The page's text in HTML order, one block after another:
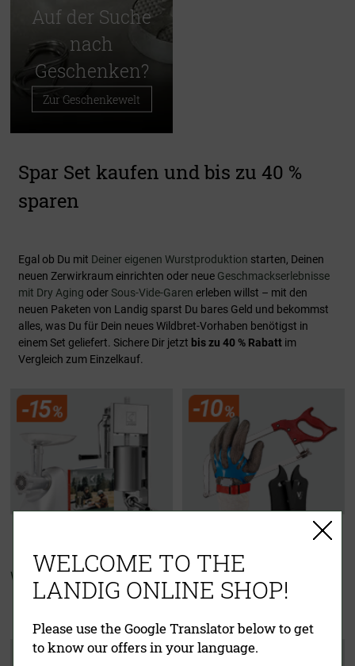
Auf der Suche
nach
Geschenken?
Zur Geschenkewelt
Spar Set kaufen und bis zu 40 %
sparen
Egal ob Du mit Deiner eigenen Wurstproduktion starten, Deinen
neuen Zerwirkraum einrichten oder neue Geschmackserlebnisse
mit Dry Aging oderSous-Vide-Garen erleben willst – mit den
neuen Paketen von Landig sparst Du bares Geld und bekommst
alles, was Du für Dein neues Wildbret-Vorhaben benötigst in
einem Set geliefert. Sichere Dir jetzt bis zu 40 % Rabatt im
Vergleich zum Einzelkauf.
Wurster Starter Set
Zerwirkset
"Für echte Jäger"
WELCOME TO THE
LANDIG ONLINE SHOP!
Please use the Google Translator below to get
to know our offers in your language.